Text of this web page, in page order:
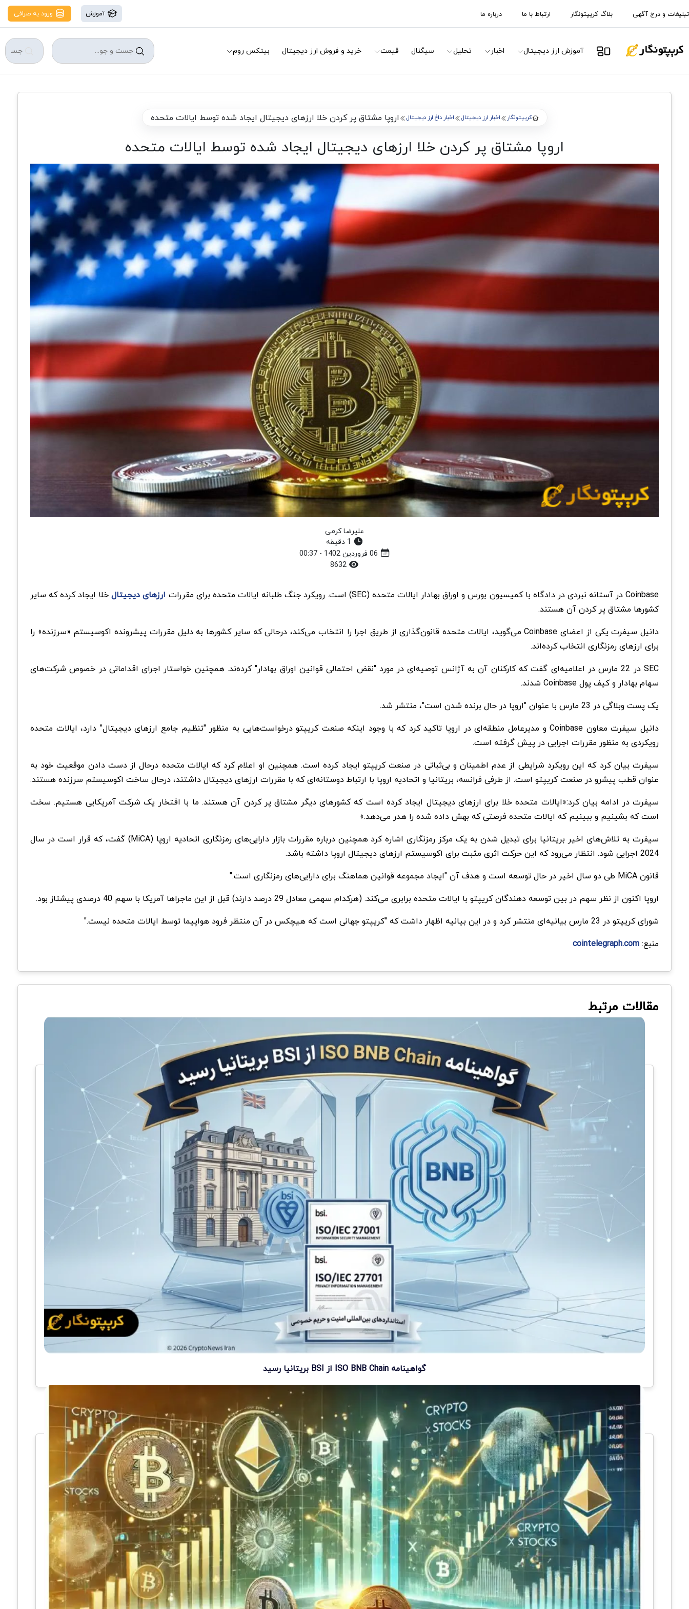
تبلیغات و درج آگهی بلاگ کریپتونگار ارتباط با ما درباره ما آموزش ورود به صرافی
آموزش ارز دیجیتال اخبار تحلیل سیگنال قیمت خرید و فروش ارز دیجیتال بیتکس روم
کریپتونگار اخبار ارز دیجیتال اخبار داغ ارز دیجیتال اروپا مشتاق پر کردن خلا ارزهای دیجیتال ایجاد شده توسط ایالات متحده
اروپا مشتاق پر کردن خلا ارزهای دیجیتال ایجاد شده توسط ایالات متحده
علیرضا کرمی
Coinbase در آستانه نبردی در دادگاه با کمیسیون بورس و اوراق بهادار ایالات متحده (SEC) است. رویکرد جنگ طلبانه ایالات متحده برای مقررات ارزهای دیجیتالخلا ایجاد کرده که سایر
کشورها مشتاق پر کردن آن هستند.
دانیل سیفرت یکی از اعضای Coinbase می‌گوید، ایالات متحده قانون‌گذاری از طریق اجرا را انتخاب می‌کند، درحالی که سایر کشورها به دلیل مقررات پیشرونده اکوسیستم «سرزنده» را
برای ارزهای رمزنگاری انتخاب کرده‌اند.
SEC در 22 مارس در اعلامیه‌ای گفت که کارکنان آن به آژانس توصیه‌ای در مورد "نقض احتمالی قوانین اوراق بهادار" کرده‌ند. همچنین خواستار اجرای اقداماتی در خصوص شرکت‌های
سهام بهادار و کیف پول Coinbase شدند.
یک پست وبلاگی در 23 مارس با عنوان "اروپا در حال برنده شدن است"، منتشر شد.
دانیل سیفرت معاون Coinbase و مدیرعامل منطقه‌ای در اروپا تاکید کرد که با وجود اینکه صنعت کریپتو درخواست‌هایی به منظور "تنظیم جامع ارزهای دیجیتال" دارد، ایالات متحده
رویکردی به منظور مقررات اجرایی در پیش گرفته است.
سیفرت بیان کرد که این رویکرد شرایطی از عدم اطمینان و بی‌ثباتی در صنعت کریپتو ایجاد کرده است. همچنین او اعلام کرد که ایالات متحده درحال از دست دادن موقعیت خود به
عنوان قطب پیشرو در صنعت کریپتو است. از طرفی فرانسه، بریتانیا و اتحادیه اروپا با ارتباط دوستانه‌ای که با مقررات ارزهای دیجیتال داشتند، درحال ساخت اکوسیستم سرزنده هستند.
سیفرت در ادامه بیان کرد:«ایالات متحده خلا برای ارزهای دیجیتال ایجاد کرده است که کشورهای دیگر مشتاق پر کردن آن هستند. ما با افتخار یک شرکت آمریکایی هستیم. سخت
است که بشینیم و ببینیم که ایالات متحده فرصتی که بهش داده شده را هدر می‌دهد.»
سیفرت به تلاش‌های اخیر بریتانیا برای تبدیل شدن به یک مرکز رمزنگاری اشاره کرد همچنین درباره مقررات بازار دارایی‌های رمزنگاری اتحادیه اروپا (MiCA) گفت، که قرار است در سال
2024 اجرایی شود. انتظار می‌رود که این حرکت اثری مثبت برای اکوسیستم ارزهای دیجیتال اروپا داشته باشد.
قانون MiCA طی دو سال اخیر در حال توسعه است و هدف آن "ایجاد مجموعه قوانین هماهنگ برای دارایی‌های رمزنگاری است."
اروپا اکنون از نظر سهم در بین توسعه دهندگان کریپتو با ایالات متحده برابری می‌کند. (هرکدام سهمی معادل 29 درصد دارند) قبل از این ماجراها آمریکا با سهم 40 درصدی پیشتاز بود.
شورای کریپتو در 23 مارس بیانیه‌ای منتشر کرد و در این بیانیه اظهار داشت که "کریپتو جهانی است که هیچکس در آن منتظر فرود هواپیما توسط ایالات متحده نیست."
منبع:cointelegraph.com
مقالات مرتبط
گواهینامه ISO BNB Chain از BSI بریتانیا رسید